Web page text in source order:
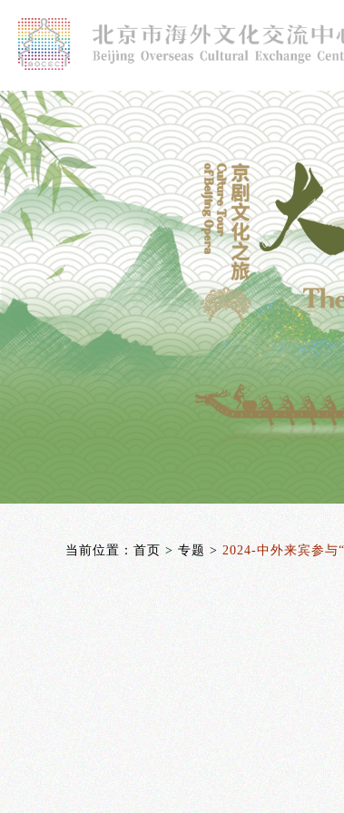
当前位置： 首页 >专题 > 2024-中外来宾参与